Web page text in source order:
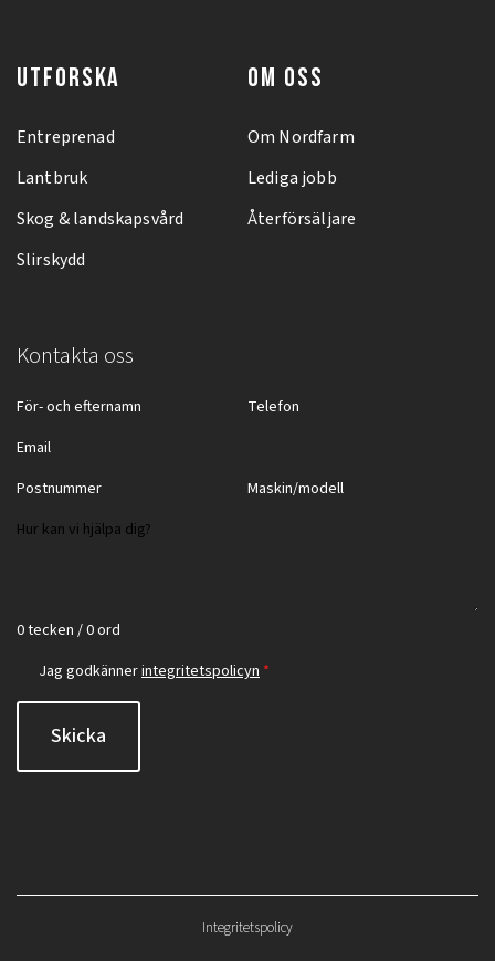
UTFORSKA
Entreprenad
Lantbruk
Skog & landskapsvård
Slirskydd
OM OSS
Om Nordfarm
Lediga jobb
Återförsäljare
Kontakta oss
0 tecken / 0 ord
Jag godkännerintegritetspolicyn *
Skicka
Integritetspolicy